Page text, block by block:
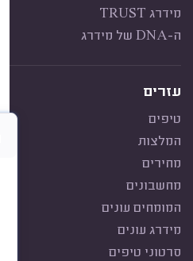
מידרג TRUST
ה-DNA של מידרג
עזרים
טיפים
המלצות
מחירים
מחשבונים
המומחים עונים
מידרג עונים
סרטוני טיפים